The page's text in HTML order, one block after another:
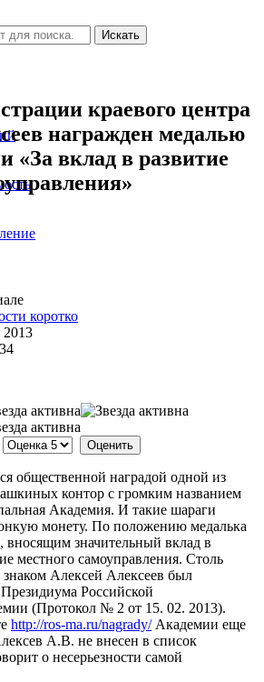
Искать
краевого центра
награжден медалью
«За вклад в развитие
коротко
2013
общественной наградой одной из
контор с громким названием
Академия. И такие шараги
монету. По положению медалька
вносящим значительный вклад в
местного самоуправления. Столь
Алексей Алексеев был
Российской
(Протокол № 2 от 15. 02. 2013).
http://ros-ma.ru/nagrady/Академии еще
А.В. не внесен в список
о несерьезности самой